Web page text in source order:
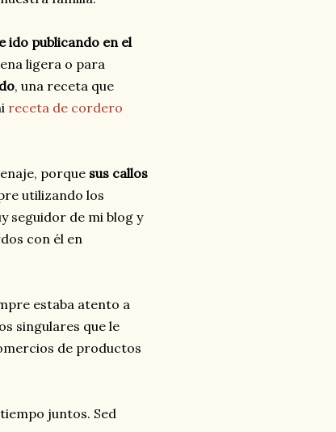
ido publicando en el
ligera o para
, una receta que
receta de cordero
porque sus callos
utilizando los
seguidor de mi blog y
con él en
estaba atento a
singulares que le
de productos
juntos. Sed